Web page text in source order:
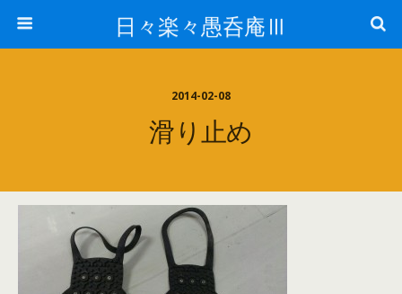
日々楽々愚呑庵Ⅲ
2014-02-08
滑り止め